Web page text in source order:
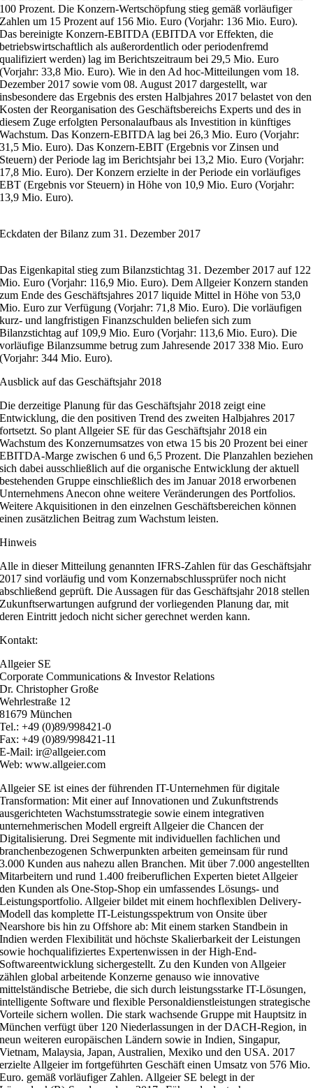
100 Prozent. Die Konzern-Wertschöpfung stieg gemäß vorläufiger
Zahlen um 15 Prozent auf 156 Mio. Euro (Vorjahr: 136 Mio. Euro).
Das bereinigte Konzern-EBITDA (EBITDA vor Effekten, die
betriebswirtschaftlich als außerordentlich oder periodenfremd
qualifiziert werden) lag im Berichtszeitraum bei 29,5 Mio. Euro
(Vorjahr: 33,8 Mio. Euro). Wie in den Ad hoc-Mitteilungen vom 18.
Dezember 2017 sowie vom 08. August 2017 dargestellt, war
insbesondere das Ergebnis des ersten Halbjahres 2017 belastet von den
Kosten der Reorganisation des Geschäftsbereichs Experts und des in
diesem Zuge erfolgten Personalaufbaus als Investition in künftiges
Wachstum. Das Konzern-EBITDA lag bei 26,3 Mio. Euro (Vorjahr:
31,5 Mio. Euro). Das Konzern-EBIT (Ergebnis vor Zinsen und
Steuern) der Periode lag im Berichtsjahr bei 13,2 Mio. Euro (Vorjahr:
17,8 Mio. Euro). Der Konzern erzielte in der Periode ein vorläufiges
EBT (Ergebnis vor Steuern) in Höhe von 10,9 Mio. Euro (Vorjahr:
13,9 Mio. Euro).
Eckdaten der Bilanz zum 31. Dezember 2017
Das Eigenkapital stieg zum Bilanzstichtag 31. Dezember 2017 auf 122
Mio. Euro (Vorjahr: 116,9 Mio. Euro). Dem Allgeier Konzern standen
zum Ende des Geschäftsjahres 2017 liquide Mittel in Höhe von 53,0
Mio. Euro zur Verfügung (Vorjahr: 71,8 Mio. Euro). Die vorläufigen
kurz- und langfristigen Finanzschulden beliefen sich zum
Bilanzstichtag auf 109,9 Mio. Euro (Vorjahr: 113,6 Mio. Euro). Die
vorläufige Bilanzsumme betrug zum Jahresende 2017 338 Mio. Euro
(Vorjahr: 344 Mio. Euro).
Ausblick auf das Geschäftsjahr 2018
Die derzeitige Planung für das Geschäftsjahr 2018 zeigt eine
Entwicklung, die den positiven Trend des zweiten Halbjahres 2017
fortsetzt. So plant Allgeier SE für das Geschäftsjahr 2018 ein
Wachstum des Konzernumsatzes von etwa 15 bis 20 Prozent bei einer
EBITDA-Marge zwischen 6 und 6,5 Prozent. Die Planzahlen beziehen
sich dabei ausschließlich auf die organische Entwicklung der aktuell
bestehenden Gruppe einschließlich des im Januar 2018 erworbenen
Unternehmens Anecon ohne weitere Veränderungen des Portfolios.
Weitere Akquisitionen in den einzelnen Geschäftsbereichen können
einen zusätzlichen Beitrag zum Wachstum leisten.
Hinweis
Alle in dieser Mitteilung genannten IFRS-Zahlen für das Geschäftsjahr
2017 sind vorläufig und vom Konzernabschlussprüfer noch nicht
abschließend geprüft. Die Aussagen für das Geschäftsjahr 2018 stellen
Zukunftserwartungen aufgrund der vorliegenden Planung dar, mit
deren Eintritt jedoch nicht sicher gerechnet werden kann.
Kontakt:
Allgeier SE
Corporate Communications & Investor Relations
Dr. Christopher Große
Wehrlestraße 12
81679 München
Tel.: +49 (0)89/998421-0
Fax: +49 (0)89/998421-11
E-Mail: ir@allgeier.com
Web: www.allgeier.com
Allgeier SE ist eines der führenden IT-Unternehmen für digitale
Transformation: Mit einer auf Innovationen und Zukunftstrends
ausgerichteten Wachstumsstrategie sowie einem integrativen
unternehmerischen Modell ergreift Allgeier die Chancen der
Digitalisierung. Drei Segmente mit individuellen fachlichen und
branchenbezogenen Schwerpunkten arbeiten gemeinsam für rund
3.000 Kunden aus nahezu allen Branchen. Mit über 7.000 angestellten
Mitarbeitern und rund 1.400 freiberuflichen Experten bietet Allgeier
den Kunden als One-Stop-Shop ein umfassendes Lösungs- und
Leistungsportfolio. Allgeier bildet mit einem hochflexiblen Delivery-
Modell das komplette IT-Leistungsspektrum von Onsite über
Nearshore bis hin zu Offshore ab: Mit einem starken Standbein in
Indien werden Flexibilität und höchste Skalierbarkeit der Leistungen
sowie hochqualifiziertes Expertenwissen in der High-End-
Softwareentwicklung sichergestellt. Zu den Kunden von Allgeier
zählen global arbeitende Konzerne genauso wie innovative
mittelständische Betriebe, die sich durch leistungsstarke IT-Lösungen,
intelligente Software und flexible Personaldienstleistungen strategische
Vorteile sichern wollen. Die stark wachsende Gruppe mit Hauptsitz in
München verfügt über 120 Niederlassungen in der DACH-Region, in
neun weiteren europäischen Ländern sowie in Indien, Singapur,
Vietnam, Malaysia, Japan, Australien, Mexiko und den USA. 2017
erzielte Allgeier im fortgeführten Geschäft einen Umsatz von 576 Mio.
Euro. gemäß vorläufiger Zahlen. Allgeier SE belegt in der